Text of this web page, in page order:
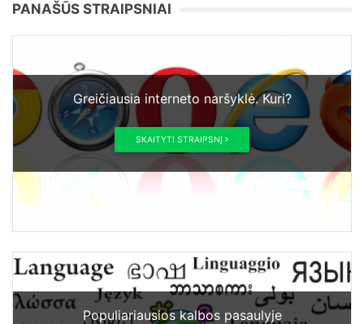
PANAŠŪS STRAIPSNIAI
Greičiausia interneto naršyklė. Kuri?
SKAITYTI STRAIPSNĮ
Populiariausios kalbos pasaulyje